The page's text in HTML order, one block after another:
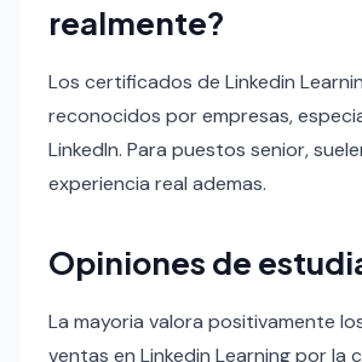
realmente?
Los certificados de Linkedin
reconocidos por empresas,
LinkedIn. Para puestos senior,
experiencia real ademas.
Opiniones de
La mayoria valora positivamente
ventas en Linkedin Learning por la